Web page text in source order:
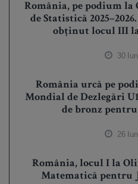
România, pe podium la
de Statistică
obținut locul III
30
România urcă pe
Mondial de Dezlegări
de bronz
26
România, locul I la
Matematică pentru